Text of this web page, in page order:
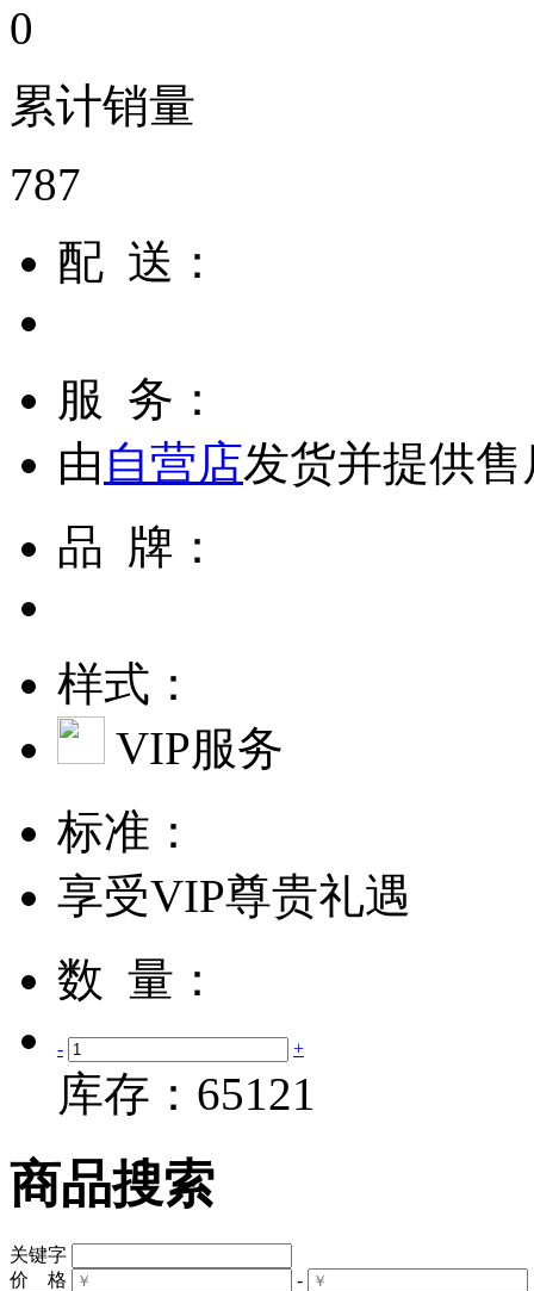
0
累计销量
787
配 送：
服 务：
由 自营店发货并提供
品 牌：
样式：
VIP服务
标准：
享受VIP尊贵礼遇
数 量：
- +
库存： 65121
商品搜索
关键字
价 格
-